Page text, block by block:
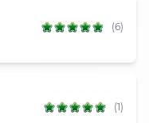
(6)
(1)